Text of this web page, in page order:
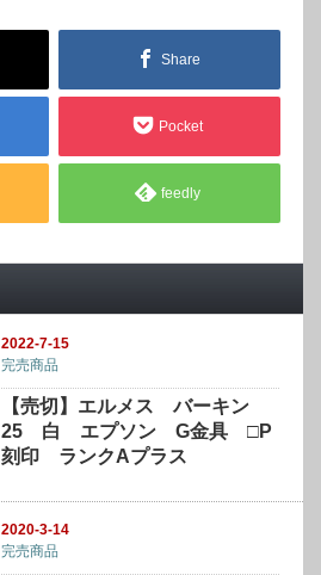
Share
Pocket
feedly
2022-7-15
完売商品
【売切】エルメス バーキン
25 白 エプソン G金具 □P
刻印 ランクAプラス
2020-3-14
完売商品